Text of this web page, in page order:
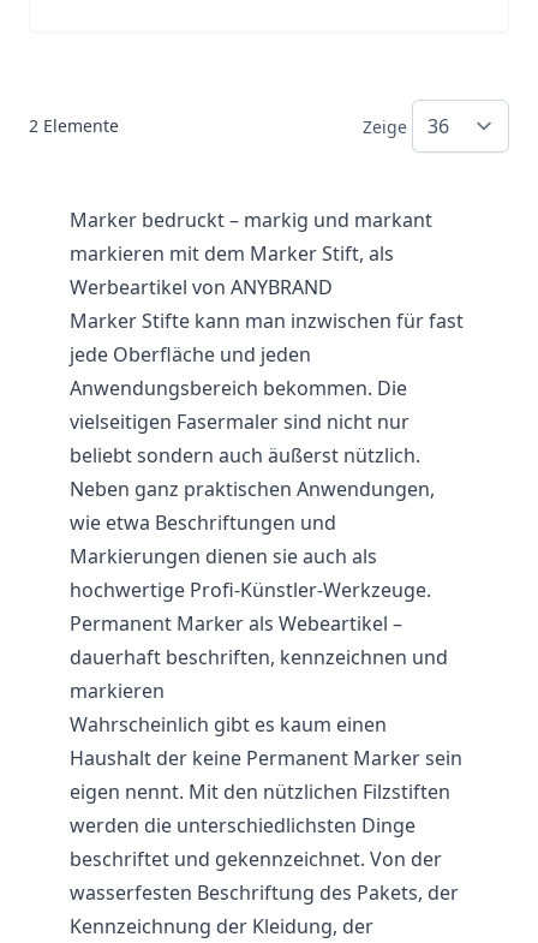
2 Elemente Zeige
Marker bedruckt – markig und markant
markieren mit dem Marker Stift, als
Werbeartikel von ANYBRAND
Marker Stifte kann man inzwischen für fast
jede Oberfläche und jeden
Anwendungsbereich bekommen. Die
vielseitigen Fasermaler sind nicht nur
beliebt sondern auch äußerst nützlich.
Neben ganz praktischen Anwendungen,
wie etwa Beschriftungen und
Markierungen dienen sie auch als
hochwertige Profi-Künstler-Werkzeuge.
Permanent Marker als Webeartikel –
dauerhaft beschriften, kennzeichnen und
markieren
Wahrscheinlich gibt es kaum einen
Haushalt der keine Permanent Marker sein
eigen nennt. Mit den nützlichen Filzstiften
werden die unterschiedlichsten Dinge
beschriftet und gekennzeichnet. Von der
wasserfesten Beschriftung des Pakets, der
Kennzeichnung der Kleidung, der